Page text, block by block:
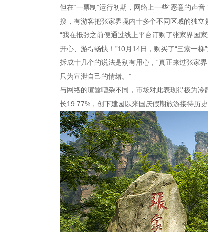
但在“一票制”运行初期，网络上一些“恶意的声
搜，有游客把张家界境内十多个不同区域的独立
“我在抵张之前便通过线上平台订购了张家界国
开心、游得畅快！”10月14日，购买了“三索一
拆成十几个的说法是别有用心，“真正来过张家
只为宣泄自己的情绪。”
与网络的喧嚣嘈杂不同，市场对此表现得极为
长19.77%，创下建园以来国庆假期旅游接待历